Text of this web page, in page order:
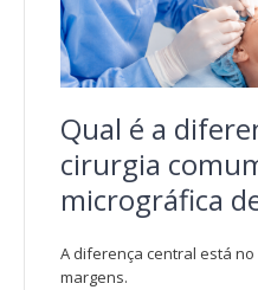
Qual é a
cirurgia
micrográfica
A diferença central está
margens.